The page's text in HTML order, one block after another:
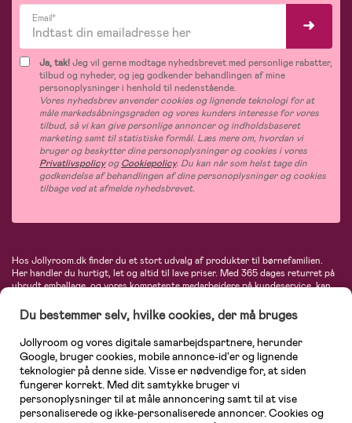
Email*
Ja, tak!Jeg vil gerne modtage nyhedsbrevet med personlige rabatter,
tilbud og nyheder, og jeg godkender behandlingen af mine
personoplysninger i henhold til nedenstående.
Vores nyhedsbrev anvender cookies og lignende teknologi for at
måle markedsåbningsgraden og vores kunders interesse for vores
tilbud, så vi kan give personlige annoncer og indholdsbaseret
marketing samt til statistiske formål. Læs mere om, hvordan vi
bruger og beskytter dine personoplysninger og cookies i vores
PrivatlivspolicyogCookiepolicy. Du kan når som helst tage din
godkendelse af behandlingen af dine personoplysninger og cookies
tilbage ved at afmelde nyhedsbrevet.
Hos Jollyroom.dk finder du et stort udvalg af produkter til børnefamilien.
Her handler du hurtigt, let og altid til lave priser. Med 365 dages returret på
ubrudt emballage, og vores kompetente medarbejdere på kundeservice, kan
barnevogne, autostole, børne- og babytøj, produkter til gravide og ammende
mødre, indretning og inspiration, legetøj, babyudstyr og meget mere. Vi
tilbyder produkter fra velkendte varemærker som Britax, Maxi-Cosi, Baby
Jogger, BabyBjörn, Didriksons, KidKraft, Ergobaby, Phillips Avent, Neonate,
Cybex, LEGO og mange flere. Kort sagt - et kæmpe sortiment venter på dig!
Du bestemmer selv, hvilke cookies, der må bruges
Jollyroom og vores digitale samarbejdspartnere, herunder
Google, bruger cookies, mobile annonce-id'er og lignende
teknologier på denne side. Visse er nødvendige for, at siden
fungerer korrekt. Med dit samtykke bruger vi
personoplysninger til at måle annoncering samt til at vise
personaliserede og ikke-personaliserede annoncer. Cookies og